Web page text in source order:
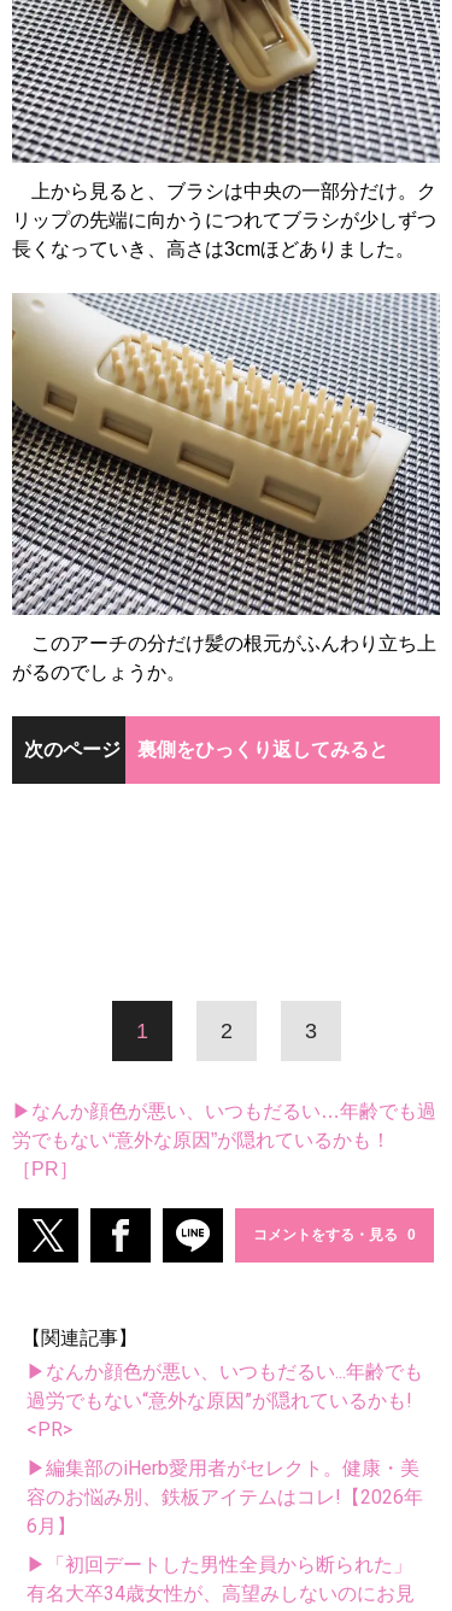
上から見ると、ブラシは中央の一部分だけ。ク
リップの先端に向かうにつれてブラシが少しずつ
長くなっていき、高さは3cmほどありました。
このアーチの分だけ髪の根元がふんわり立ち上
がるのでしょうか。
次のページ 裏側をひっくり返してみると
1 2 3
▶なんか顔色が悪い、いつもだるい…年齢でも過
労でもない“意外な原因”が隠れているかも！
［PR］
コメントをする・見る
【関連記事】
▶なんか顔色が悪い、いつもだるい...年齢でも
過労でもない“意外な原因”が隠れているかも!
<PR>
▶編集部のiHerb愛用者がセレクト。健康・美
容のお悩み別、鉄板アイテムはコレ!【2026年
6月】
▶「初回デートした男性全員から断られた」
有名大卒34歳女性が、高望みしないのにお見